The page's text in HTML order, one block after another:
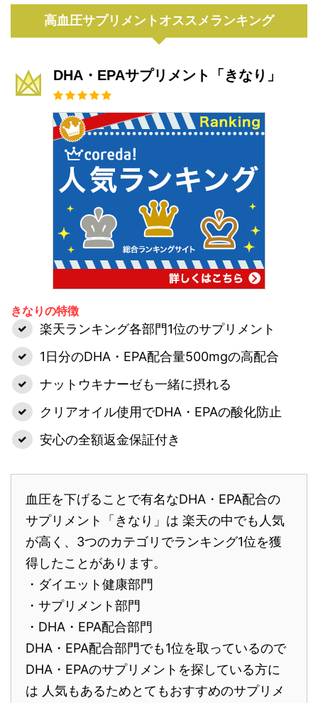
高血圧サプリメントオススメランキング
DHA・EPAサプリメント「きなり」
きなりの特徴
楽天ランキング各部門1位のサプリメント
1日分のDHA・EPA配合量500mgの高配合
ナットウキナーゼも一緒に摂れる
クリアオイル使用でDHA・EPAの酸化防止
安心の全額返金保証付き
血圧を下げることで有名なDHA・EPA配合の
サプリメント「きなり」は 楽天の中でも人気
が高く、3つのカテゴリでランキング1位を獲
得したことがあります。
・ダイエット健康部門
・サプリメント部門
・DHA・EPA配合部門
DHA・EPA配合部門でも1位を取っているので
DHA・EPAのサプリメントを探している方に
は 人気もあるためとてもおすすめのサプリメ